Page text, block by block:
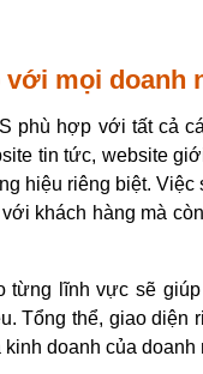
mọi doanh
phù hợp với tất cả
tin tức, website
hiệu riêng biệt.
khách hàng mà
lĩnh vực sẽ
Tổng thể, giao diện
doanh của doanh